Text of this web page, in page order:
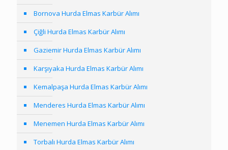
Bornova Hurda Elmas Karbür Alımı
Çiğli Hurda Elmas Karbür Alımı
Gaziemir Hurda Elmas Karbür Alımı
Karşıyaka Hurda Elmas Karbür Alımı
Kemalpaşa Hurda Elmas Karbür Alımı
Menderes Hurda Elmas Karbür Alımı
Menemen Hurda Elmas Karbür Alımı
Torbalı Hurda Elmas Karbür Alımı